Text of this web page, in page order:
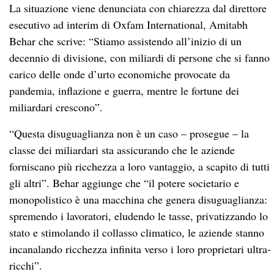
La situazione viene denunciata con chiarezza dal direttore
esecutivo ad interim di Oxfam International, Amitabh
Behar che scrive: “Stiamo assistendo all’inizio di un
decennio di divisione, con miliardi di persone che si fanno
carico delle onde d’urto economiche provocate da
pandemia, inflazione e guerra, mentre le fortune dei
miliardari crescono”.
“Questa disuguaglianza non è un caso – prosegue – la
classe dei miliardari sta assicurando che le aziende
forniscano più ricchezza a loro vantaggio, a scapito di tutti
gli altri”. Behar aggiunge che “il potere societario e
monopolistico è una macchina che genera disuguaglianza:
spremendo i lavoratori, eludendo le tasse, privatizzando lo
stato e stimolando il collasso climatico, le aziende stanno
incanalando ricchezza infinita verso i loro proprietari ultra-
ricchi”.